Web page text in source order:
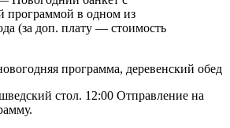
программой в одном из
(за доп. плату — стоимость
программа, деревенский обед
стол. 12:00 Отправление на